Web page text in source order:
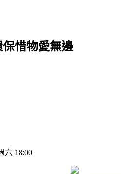
惜物愛無邊
六 18:00